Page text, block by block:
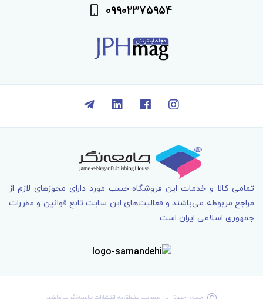
09902375954
تمامی کالا و خدمات اين فروشگاه حسب مورد دارای مجوزهای لازم از
مراجع مربوطه می‌باشند و فعاليت‌های اين سايت تابع قوانين و مقررات
جمهوری اسلامی ايران است.
همه‌ی حقوق اين وبسايت متعلق به انتشارات جامعه­‌نگر می‌باشد.